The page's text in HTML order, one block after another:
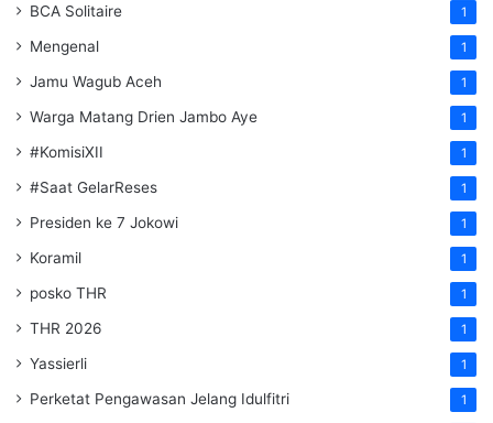
BCA Solitaire 1
Mengenal 1
Jamu Wagub Aceh 1
Warga Matang Drien Jambo Aye 1
#KomisiXII 1
#Saat GelarReses 1
Presiden ke 7 Jokowi 1
Koramil 1
posko THR 1
THR 2026 1
Yassierli 1
Perketat Pengawasan Jelang Idulfitri 1